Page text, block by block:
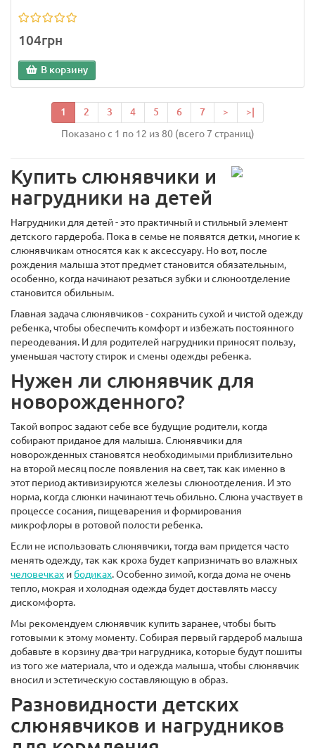
104грн
В корзину
1 2 3 4 5 6 7 >
>|
Показано с 1 по 12 из 80 (всего 7 страниц)
Купить слюнявчики и
нагрудники на детей
Нагрудники для детей - это практичный и стильный элемент
детского гардероба. Пока в семье не появятся детки, многие к
слюнявчикам относятся как к аксессуару. Но вот, после
рождения малыша этот предмет становится обязательным,
особенно, когда начинают резаться зубки и слюноотделение
становится обильным.
Главная задача слюнявчиков - сохранить сухой и чистой одежду
ребенка, чтобы обеспечить комфорт и избежать постоянного
переодевания. И для родителей нагрудники приносят пользу,
уменьшая частоту стирок и смены одежды ребенка.
Нужен ли слюнявчик для
новорожденного?
Такой вопрос задают себе все будущие родители, когда
собирают приданое для малыша. Слюнявчики для
новорожденных становятся необходимыми приблизительно
на второй месяц после появления на свет, так как именно в
этот период активизируются железы слюноотделения. И это
норма, когда слюнки начинают течь обильно. Слюна участвует в
процессе сосания, пищеварения и формирования
микрофлоры в ротовой полости ребенка.
Если не использовать слюнявчики, тогда вам придется часто
менять одежду, так как кроха будет капризничать во влажных
человечках ибодиках. Особенно зимой, когда дома не очень
тепло, мокрая и холодная одежда будет доставлять массу
дискомфорта.
Мы рекомендуем слюнявчик купить заранее, чтобы быть
готовыми к этому моменту. Собирая первый гардероб малыша
добавьте в корзину два-три нагрудника, которые будут пошиты
из того же материала, что и одежда малыша, чтобы слюнявчик
вносил и эстетическую составляющую в образ.
Разновидности детских
слюнявчиков и нагрудников